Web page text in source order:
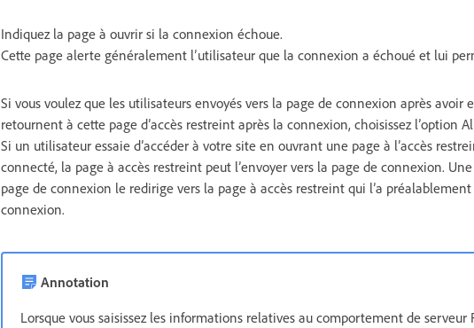
Indiquez la page à ouvrir si la connexion échoue.
Cette page alerte généralement l’utilisateur que la connexion a échoué et lui
Si vous voulez que les utilisateurs envoyés vers la page de connexion après avoir
retournent à cette page d’accès restreint après la connexion, choisissez l’option
Si un utilisateur essaie d’accéder à votre site en ouvrant une page à l’accès
connecté, la page à accès restreint peut l’envoyer vers la page de connexion.
page de connexion le redirige vers la page à accès restreint qui l’a
connexion.
Annotation
Lorsque vous saisissez les informations relatives au comportement de serveur